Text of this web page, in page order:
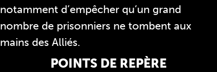
notamment d’empêcher qu’un grand
nombre de prisonniers ne tombent aux
mains des Alliés.
POINTS DE REPÈRE